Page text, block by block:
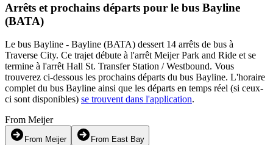
Arrêts et prochains départs pour le bus Bayline
(BATA)
Le bus Bayline - Bayline (BATA) dessert 14 arrêts de bus à
Traverse City. Ce trajet débute à l'arrêt Meijer Park and Ride et se
termine à l'arrêt Hall St. Transfer Station / Westbound. Vous
trouverez ci-dessous les prochains départs du bus Bayline. L'horaire
complet du bus Bayline ainsi que les départs en temps réel (si ceux-
ci sont disponibles) se trouvent dans l'application.
From Meijer
From Meijer From East Bay